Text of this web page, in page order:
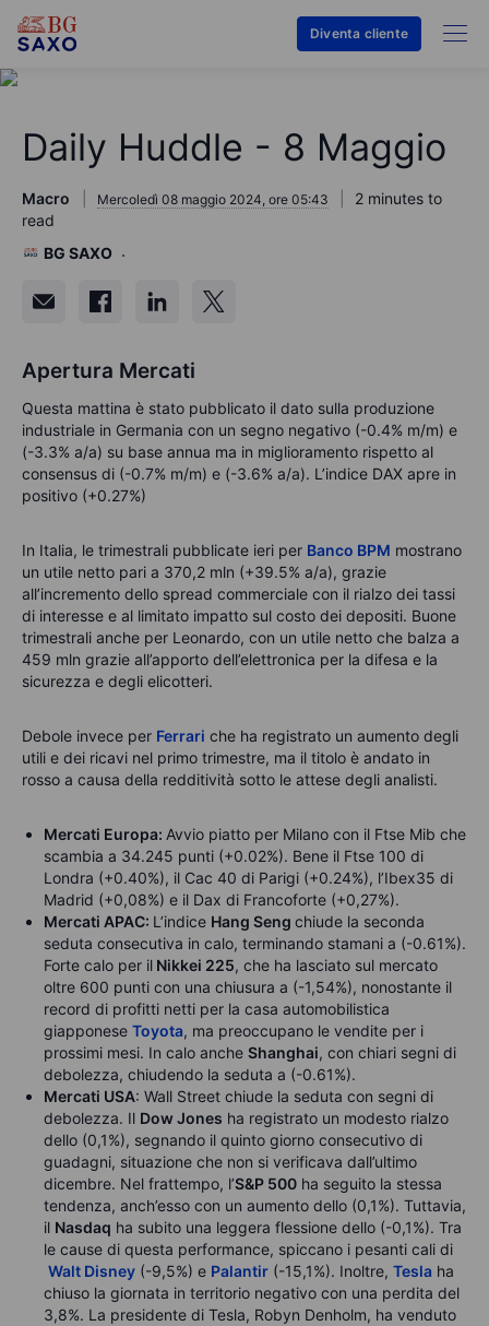
Diventa cliente
Daily Huddle - 8 Maggio
Macro Mercoledì 08 maggio 2024, ore 05:43
2 minutes to
read
BG SAXO
Apertura Mercati
Questa mattina è stato pubblicato il dato sulla produzione
industriale in Germania con un segno negativo (-0.4% m/m) e
(-3.3% a/a) su base annua ma in miglioramento rispetto al
consensus di (-0.7% m/m) e (-3.6% a/a). L’indice DAX apre in
positivo (+0.27%)
In Italia, le trimestrali pubblicate ieri per Banco BPM mostrano
un utile netto pari a 370,2 mln (+39.5% a/a), grazie
all’incremento dello spread commerciale con il rialzo dei tassi
di interesse e al limitato impatto sul costo dei depositi. Buone
trimestrali anche per Leonardo, con un utile netto che balza a
459 mln grazie all’apporto dell’elettronica per la difesa e la
sicurezza e degli elicotteri.
Debole invece per Ferrari che ha registrato un aumento degli
utili e dei ricavi nel primo trimestre, ma il titolo è andato in
rosso a causa della redditività sotto le attese degli analisti.
Mercati Europa: Avvio piatto per Milano con il Ftse Mib che
scambia a 34.245 punti (+0.02%). Bene il Ftse 100 di
Londra (+0.40%), il Cac 40 di Parigi (+0.24%), l’Ibex35 di
Madrid (+0,08%) e il Dax di Francoforte (+0,27%).
Mercati APAC: L’indice Hang Seng chiude la seconda
seduta consecutiva in calo, terminando stamani a (-0.61%).
Forte calo per il Nikkei 225, che ha lasciato sul mercato
oltre 600 punti con una chiusura a (-1,54%), nonostante il
record di profitti netti per la casa automobilistica
giapponese Toyota, ma preoccupano le vendite per i
prossimi mesi. In calo anche Shanghai, con chiari segni di
debolezza, chiudendo la seduta a (-0.61%).
Mercati USA: Wall Street chiude la seduta con segni di
debolezza. Il Dow Jones ha registrato un modesto rialzo
dello (0,1%), segnando il quinto giorno consecutivo di
guadagni, situazione che non si verificava dall’ultimo
dicembre. Nel frattempo, l’S&P 500 ha seguito la stessa
tendenza, anch’esso con un aumento dello (0,1%). Tuttavia,
il Nasdaq ha subito una leggera flessione dello (-0,1%). Tra
le cause di questa performance, spiccano i pesanti cali di
Walt Disney (-9,5%) e Palantir (-15,1%). Inoltre, Tesla ha
chiuso la giornata in territorio negativo con una perdita del
3,8%. La presidente di Tesla, Robyn Denholm, ha venduto